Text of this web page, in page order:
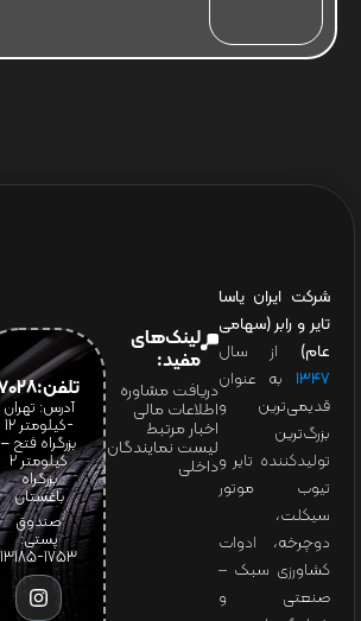
شرکت ایران یاسا
تایر و رابر (سهامی
عام) از سال
۱۳۴۷ به عنوان
قدیمی‌ترین و
بزرگ‌ترین
تولیدکننده تایر و
تیوب موتور
سیکلت،
دوچرخه، ادوات
کشاورزی سبک –
صنعتی و
لینک‌های
مفید:
دریافت مشاوره
اطلاعات مالی
اخبار مرتبط
لیست نمایندگان
داخلی
تلفن:65607028(021)
آدرس: تهران
-کیلومتر 12
بزرگراه فتح –
کیلومتر ۲
بزرگراه
باغستان
صندوق
پستی:
1753-13185